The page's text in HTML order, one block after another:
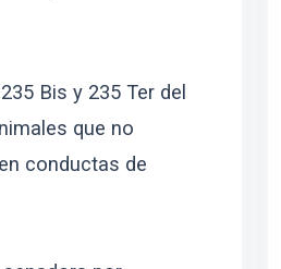
Bis y 235 Ter del
que no
conductas de